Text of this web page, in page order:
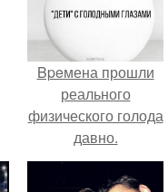
Bpeмена прошли
реального
физического голода
давно.